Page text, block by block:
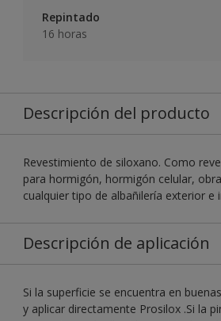
Repintado
16 horas
Descripción del producto
Revestimiento de siloxano. Como
para hormigón, hormigón celular,
cualquier tipo de albañilería exterior e
Descripción de aplicación
Si la superficie se encuentra en
y aplicar directamente Prosilox .Si la